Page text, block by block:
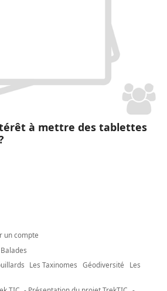
à mettre des tablettes
un compte
Balades
Les Taxinomes Géodiversité
Les